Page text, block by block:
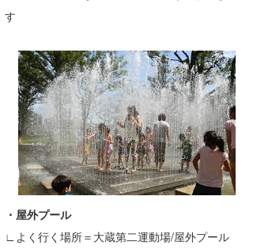
す
・屋外プール
∟よく行く場所＝大蔵第二運動場/屋外プール
wanda
予報士 hiro.
banpaku
Mr.K
chappy
Romisea